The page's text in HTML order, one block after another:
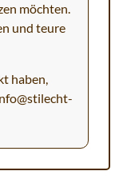
möchten.
und teure
haben,